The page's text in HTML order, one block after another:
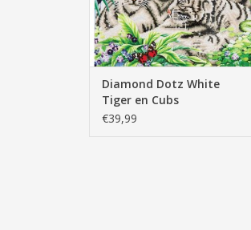
Diamond Dotz White
Tiger en Cubs
€39,99